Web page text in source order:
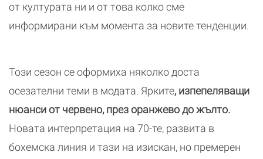
от културата ни и от това колко сме
информирани към момента за новите тенденции.
Този сезон се оформиха няколко доста
осезателни теми в модата. Ярките, изпепеляващи
нюанси от червено, през оранжево до жълто.
Новата интерпретация на 70-те, развита в
бохемска линия и тази на изискан, но премерен